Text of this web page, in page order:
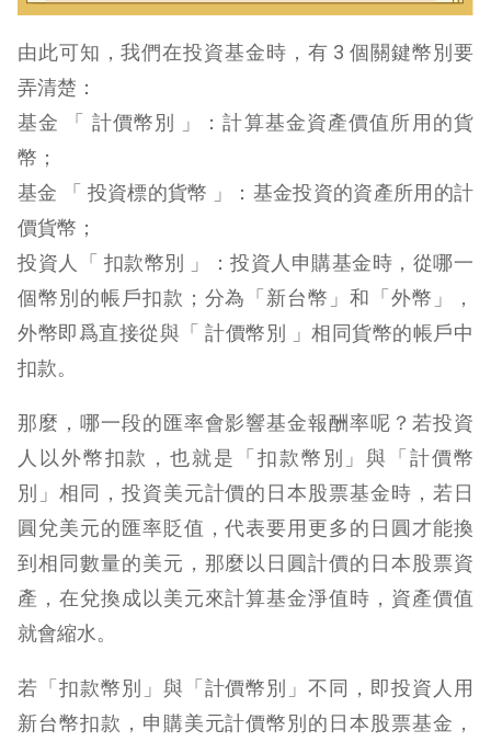
由此可知，我們在投資基金時，有 3 個關鍵幣別要
弄清楚：
基金 「 計價幣別 」：計算基金資產價值所用的貨
幣；
基金 「 投資標的貨幣 」：基金投資的資產所用的計
價貨幣；
投資人「 扣款幣別 」：投資人申購基金時，從哪一
個幣別的帳戶扣款；分為「新台幣」和「外幣」，
外幣即爲直接從與「 計價幣別 」相同貨幣的帳戶中
扣款。
那麼，哪一段的匯率會影響基金報酬率呢？若投資
人以外幣扣款，也就是「扣款幣別」與「計價幣
別」相同，投資美元計價的日本股票基金時，若日
圓兌美元的匯率貶值，代表要用更多的日圓才能換
到相同數量的美元，那麼以日圓計價的日本股票資
產，在兌換成以美元來計算基金淨值時，資產價值
就會縮水。
若「扣款幣別」與「計價幣別」不同，即投資人用
新台幣扣款，申購美元計價幣別的日本股票基金，